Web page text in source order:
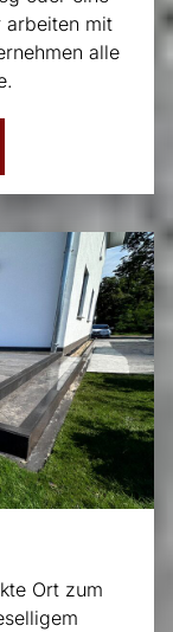
arbeiten mit
alle
Ort zum